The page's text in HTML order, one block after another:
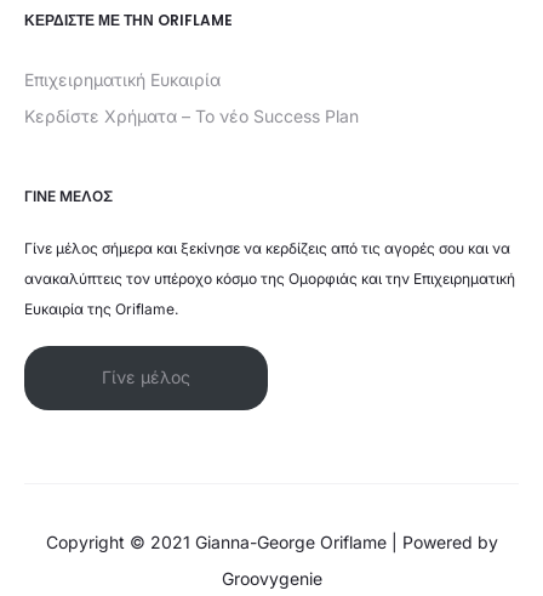
ΚΕΡΔΊΣΤΕ ΜΕ ΤΗΝ ORIFLAME
Επιχειρηματική Ευκαιρία
Κερδίστε Χρήματα – Το νέο Success Plan
ΓΙΝΕ ΜΕΛΟΣ
Γίνε μέλος σήμερα και ξεκίνησε να κερδίζεις από τις αγορές σου και να
ανακαλύπτεις τον υπέροχο κόσμο της Ομορφιάς και την Επιχειρηματική
Ευκαιρία της Oriflame.
Γίνε μέλος
Copyright © 2021 Gianna-George Oriflame | Powered by
Groovygenie